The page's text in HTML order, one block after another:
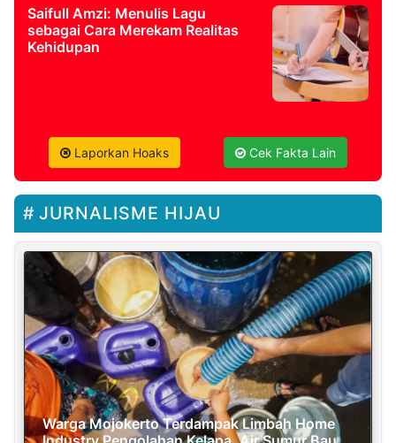
Saifull Amzi: Menulis Lagu
sebagai Cara Merekam Realitas
Kehidupan
Laporkan Hoaks Cek Fakta Lain
JURNALISME HIJAU
Warga Mojokerto Terdampak Limbah Home